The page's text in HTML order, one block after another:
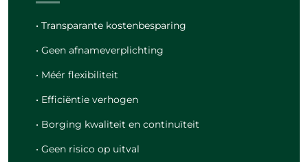
• Transparante kostenbesparing
• Geen afnameverplichting
• Méér flexibiliteit
• Efficiëntie verhogen
• Borging kwaliteit en continuïteit
• Geen risico op uitval